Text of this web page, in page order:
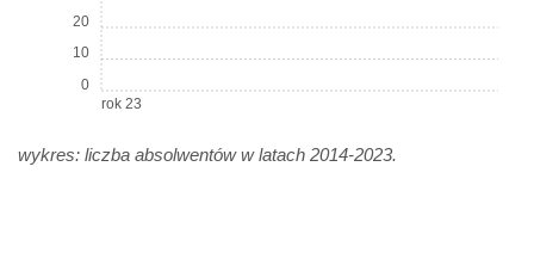
rok 23
0
10
20
wykres: liczba absolwentów w latach 2014-2023.